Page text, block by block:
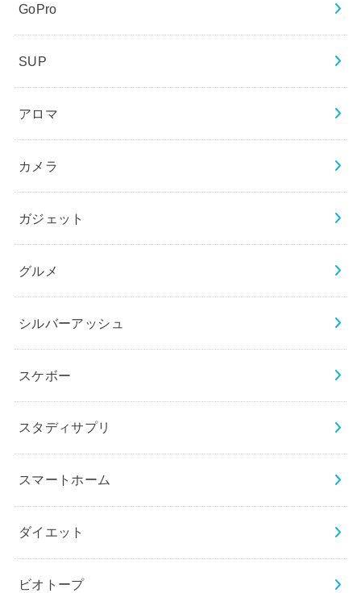
GoPro
SUP
アロマ
カメラ
ガジェット
グルメ
シルバーアッシュ
スケボー
スタディサプリ
スマートホーム
ダイエット
ビオトープ